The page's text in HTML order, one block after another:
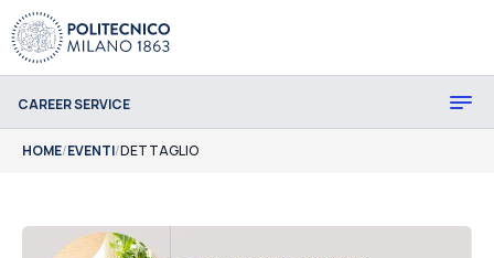
CAREER SERVICE
HOME/EVENTI/DETTAGLIO